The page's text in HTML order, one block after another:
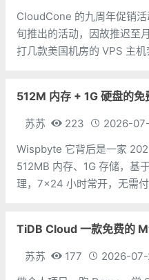
CloudCone 的九周年促销
旬推出的活动，因故推迟至
打几款美国机房的 VPS 主
量：
苏苏 223
2026-
Wispbyte 它背后是一家
512MB 内存、1G 存储，基
理，7×24 小时常开，无需
TiDB Cloud 一款免费的
苏苏 177
2026-